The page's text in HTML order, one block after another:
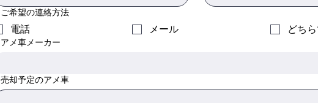
ご希望の連絡方法
電話 メール どち
アメ車メーカー
売却予定のアメ車